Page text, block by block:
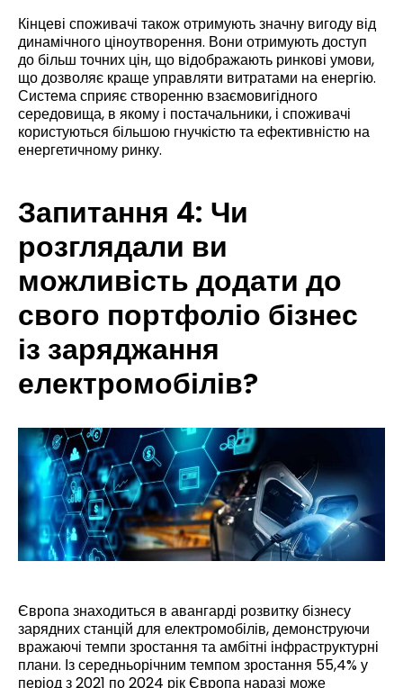
Кінцеві споживачі також отримують значну вигоду від
динамічного ціноутворення. Вони отримують доступ
до більш точних цін, що відображають ринкові умови,
що дозволяє краще управляти витратами на енергію.
Система сприяє створенню взаємовигідного
середовища, в якому і постачальники, і споживачі
користуються більшою гнучкістю та ефективністю на
енергетичному ринку.
Запитання 4: Чи
розглядали ви
можливість додати до
свого портфоліо бізнес
із заряджання
електромобілів?
Європа знаходиться в авангарді розвитку бізнесу
зарядних станцій для електромобілів, демонструючи
вражаючі темпи зростання та амбітні інфраструктурні
плани. Із середньорічним темпом зростання 55,4% у
період з 2021 по 2024 рік Європа наразі може